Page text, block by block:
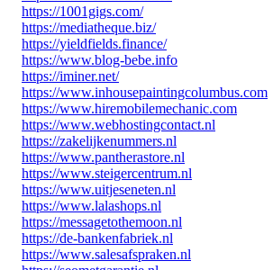
https://1001gigs.com/
https://mediatheque.biz/
https://yieldfields.finance/
https://www.blog-bebe.info
https://iminer.net/
https://www.inhousepaintingcolumbus.com
https://www.hiremobilemechanic.com
https://www.webhostingcontact.nl
https://zakelijkenummers.nl
https://www.pantherastore.nl
https://www.steigercentrum.nl
https://www.uitjeseneten.nl
https://www.lalashops.nl
https://messagetothemoon.nl
https://de-bankenfabriek.nl
https://www.salesafspraken.nl